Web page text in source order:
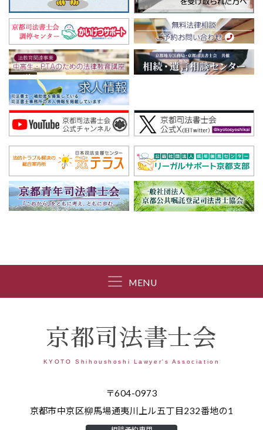
MENU
京都司法書士会
KYOTO Shihoushoshi Lawyer's Association
〒604-0973
京都市中京区柳馬場通夷川上ル五丁目232番地の1